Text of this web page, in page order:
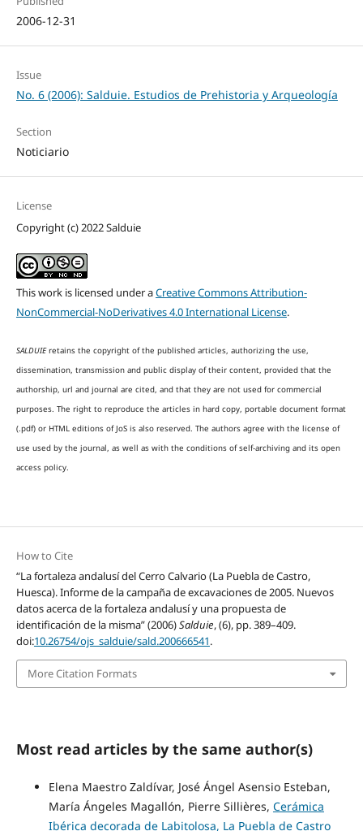
2006-12-31
Issue
No. 6 (2006): Salduie. Estudios de Prehistoria y Arqueología
Section
Noticiario
License
Copyright (c) 2022 Salduie
This work is licensed under aCreative Commons Attribution-
NonCommercial-NoDerivatives 4.0 International License.
SALDUIEretains the copyright of the published articles, authorizing the use,
dissemination, transmission and public display of their content, provided that the
authorship, url and journal are cited, and that they are not used for commercial
purposes. The right to reproduce the articles in hard copy, portable document format
(.pdf) or HTML editions of JoS is also reserved. The authors agree with the license of
use used by the journal, as well as with the conditions of self-archiving and its open
access policy.
How to Cite
“La fortaleza andalusí del Cerro Calvario (La Puebla de Castro,
Huesca). Informe de la campaña de excavaciones de 2005. Nuevos
datos acerca de la fortaleza andalusí y una propuesta de
identificación de la misma” (2006)Salduie, (6), pp. 389–409.
doi:10.26754/ojs_salduie/sald.200666541.
More Citation Formats
Most read articles by the same author(s)
Elena Maestro Zaldívar, José Ángel Asensio Esteban,
María Ángeles Magallón, Pierre Sillières, Cerámica
Ibérica decorada de Labitolosa, La Puebla de Castro